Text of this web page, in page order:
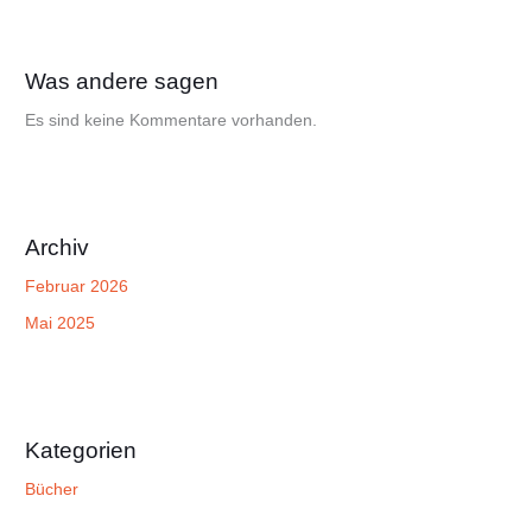
Was andere sagen
Es sind keine Kommentare vorhanden.
Archiv
Februar 2026
Mai 2025
Kategorien
Bücher